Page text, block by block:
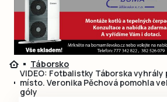
Přihlásit se
Ještě nemám účet, chci se
Táborsko
VIDEO: Fotbalistky Táborska vyhrály
místo. Veronika Pěchová pomohla
góly